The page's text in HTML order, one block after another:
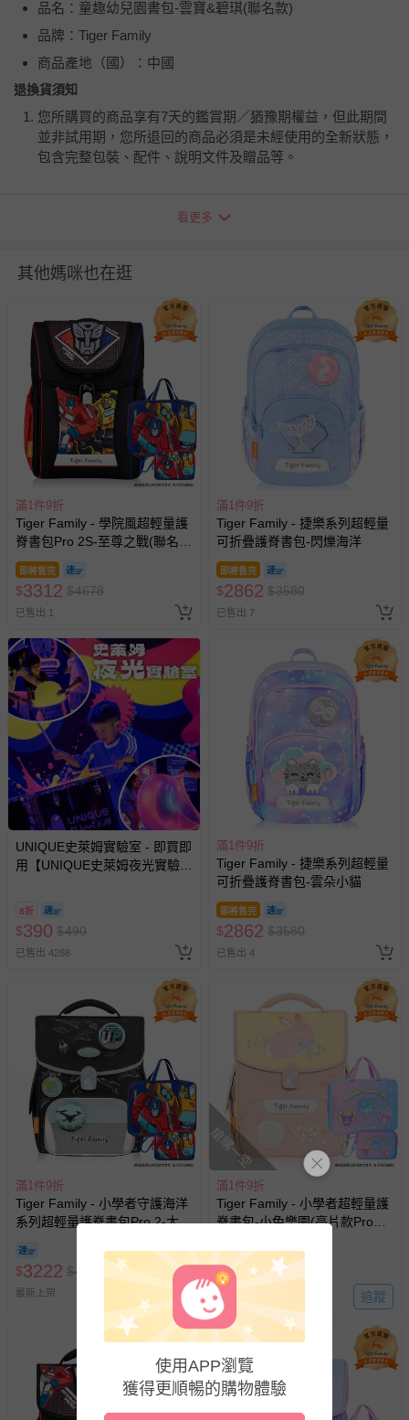
品名：童趣幼兒園書包-雲寶&碧琪(聯名款)
品牌：Tiger Family
商品產地（國）：中國
退換貨須知
您所購買的商品享有7天的鑑賞期／猶豫期權益，但此期間
並非試用期，您所退回的商品必須是未經使用的全新狀態，
包含完整包裝、配件、說明文件及贈品等。
瑕疵退換貨所產生的運費，將由媽咪愛負責處理，若非瑕疵
並點選『我要退貨』即可進行申請。若有相關退貨問題，請
至媽咪愛LINE@客服ID: @mamilove
針對滿件折/滿額贈…等活動，如因部份退貨，而該訂單保
留商品未達活動門檻，將以原價計算，活動贈品亦需一併退
回。
部分商品依據消費者保護法的規定，不適用七天鑑賞期/猶
豫期範圍：
易於腐敗、保存期限較短或解約時即將逾期（例如生鮮
商品、食品等）。
客製化商品（例如客製生日書、姓名貼等）。
報紙、期刊或雜誌（惟書籍如經拆封、使用，則酌收整
新費用）。
經消費者拆封之影音商品或電腦軟體（例如 DVD、CD
非以有形媒介提供之數位內容或一經提供即為完成之線
上服務，經消費者事先同意始提供（例如線上課程、遊
戲或活動點數等）。
已拆封之以下類型商品：
-個人衛生用品（例如尿布、貼身衣物、泳裝、襪子、地
墊、寢具類等）。
-新生兒親膚衣物（嬰幼兒包巾與背巾、包屁衣、學習
褲、紗布衣等）。
-接觸性孕哺產品（奶嘴、奶瓶、擠乳器、哺乳衣、托腹
-其他原廠盒裝商品封口處已貼上「不可拆封」，或具警
示字句等說明貼紙、封條者。
國際航空、客運、訂房等服務。
相關的退換貨辦理流程，可詳見：退換貨 & 退款問題
其他常見問題：
運送服務：目前提供的運送僅限台灣本島。如您位於離島地
區，可能會無法配送，或須依據商品需加收離島運費。廠商
亦保留出貨與否的權利。離島、偏遠地區、樓層親送等加價
費用，可能會另需加收。
商品實際的配達日期，可於訂單個人資料內的查詢訂單內，
已出貨通知之訊息為主。
如您收到商品，請依正常流程檢查是否完好，若商品遇瑕疵
情形，您可申請更換新品或退貨，請見：
若您對於會員帳號、商品訂購與資訊、購物流程、付款方
問，你可詳見：媽咪愛客服中心。
預購商品：預購為海外同步代購，遇缺貨即會通知媽咪並協
助取消退款事宜。
商品如因「價格、組合」等錯誤原因，導致無法安排出貨，
會主動以簡訊及mail通知訂單取消事宜，並將提供適當補
償。
看更多
其他媽咪也在逛
滿1件9折
Tiger Family - 學院風超輕量護
脊書包Pro 2S-至尊之戰(聯名
款)-(贈品：文具2件(補習袋+零
錢包)-博派之宇宙決戰)-花色送
完以其他樣式替代 不另行通知
即將售完
$3312 $4678
已售出 1
滿1件9折
Tiger Family - 捷樂系列超輕量
可折疊護脊書包-閃爍海洋
即將售完
$2862 $3580
已售出 7
UNIQUE史萊姆實驗室 - 即買即
用【UNIQUE史萊姆夜光實驗室
訂單編號兌換，逾期作廢) (大
人小孩均一價(3歲以上需購票))
8折
$390 $490
已售出 4288
滿1件9折
Tiger Family - 捷樂系列超輕量
可折疊護脊書包-雲朵小貓
即將售完
$2862 $3580
已售出 4
滿1件9折
Tiger Family - 小學者守護海洋
系列超輕量護脊書包Pro 2-太空
+零錢包-博派之宇宙決戰) 花色
送完以其他樣式替代 不另行通
知
$3222 $4578
最新上架
搶購一空
滿1件9折
Tiger Family - 小學者超輕量護
脊書包-小兔樂園(亮片款Pro
錢包-三麗鷗點心派對)-花色送
完以其他樣式替代 不另行通知
$3222 $4580
最新上架 追蹤
使用APP瀏覽
獲得更順暢的購物體驗